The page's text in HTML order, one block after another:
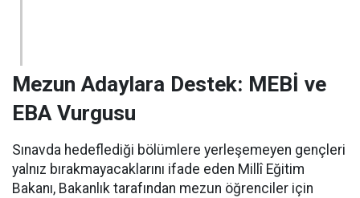
Mezun Adaylara Destek: MEBİ ve
EBA Vurgusu
Sınavda hedeflediği bölümlere yerleşemeyen gençleri
yalnız bırakmayacaklarını ifade eden Millî Eğitim
Bakanı, Bakanlık tarafından mezun öğrenciler için